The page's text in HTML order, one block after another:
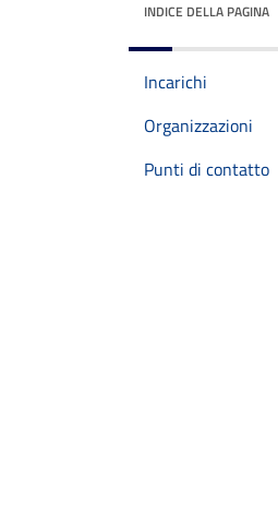
INDICE DELLA PAGINA
Incarichi
Organizzazioni
Punti di contatto